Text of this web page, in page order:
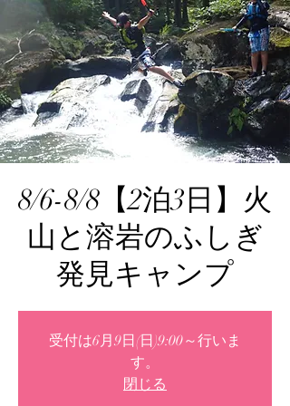
8/6-8/8【2泊3日】火
山と溶岩のふしぎ
発見キャンプ
受付は6月9日(日)9:00～行いま
す。
閉じる